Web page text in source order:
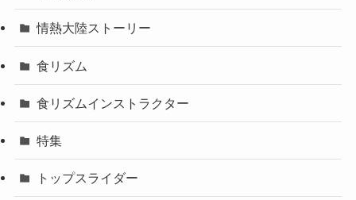
情熱大陸ストーリー
食リズム
食リズムインストラクター
特集
トップスライダー